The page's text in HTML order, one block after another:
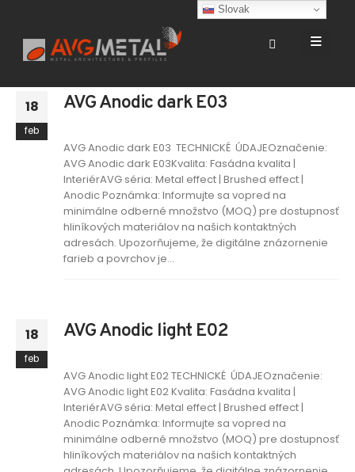
18
feb
AVG Anodic dark E03
AVG Anodic dark E03 TECHNICKÉ ÚDAJEOznačenie:
AVG Anodic dark E03Kvalita: Fasádna kvalita |
InteriérAVG séria: Metal effect | Brushed effect |
Anodic Poznámka: Informujte sa vopred na
minimálne odberné množstvo (MOQ) pre dostupnosť
hliníkových materiálov na našich kontaktných
adresách. Upozorňujeme, že digitálne znázornenie
farieb a povrchov je...
18
feb
AVG Anodic light E02
AVG Anodic light E02 TECHNICKÉ ÚDAJEOznačenie:
AVG Anodic light E02 Kvalita: Fasádna kvalita |
InteriérAVG séria: Metal effect | Brushed effect |
Anodic Poznámka: Informujte sa vopred na
minimálne odberné množstvo (MOQ) pre dostupnosť
hliníkových materiálov na našich kontaktných
Slovak